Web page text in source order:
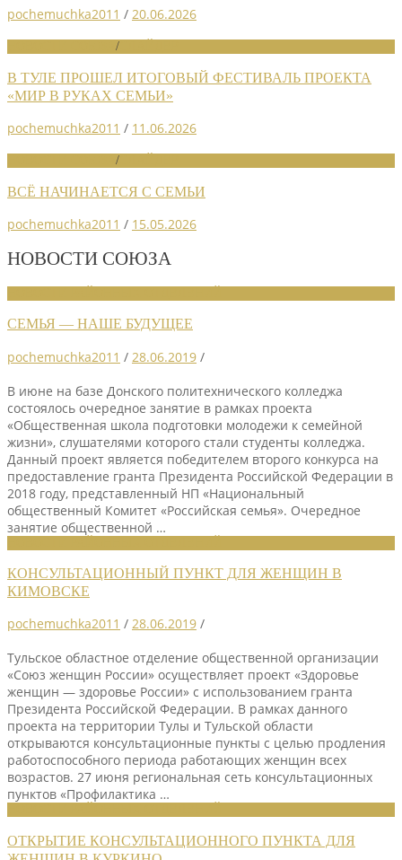
pochemuchka2011 / 20.06.2026
/
В ТУЛЕ ПРОШЕЛ ИТОГОВЫЙ ФЕСТИВАЛЬ ПРОЕКТА
«МИР В РУКАХ СЕМЬИ»
pochemuchka2011 / 11.06.2026
/
ВСЁ НАЧИНАЕТСЯ С СЕМЬИ
pochemuchka2011 / 15.05.2026
НОВОСТИ СОЮЗА
СЕМЬЯ — НАШЕ БУДУЩЕЕ
pochemuchka2011 / 28.06.2019 /
В июне на базе Донского политехнического колледжа
состоялось очередное занятие в рамках проекта
«Общественная школа подготовки молодежи к семейной
жизни», слушателями которого стали студенты колледжа.
Данный проект является победителем второго конкурса на
предоставление гранта Президента Российской Федерации в
2018 году, представленный НП «Национальный
общественный Комитет «Российская семья». Очередное
занятие общественной …
КОНСУЛЬТАЦИОННЫЙ ПУНКТ ДЛЯ ЖЕНЩИН В
КИМОВСКЕ
pochemuchka2011 / 28.06.2019 /
Тульское областное отделение общественной организации
«Союз женщин России» осуществляет проект «Здоровье
женщин — здоровье России» с использованием гранта
Президента Российской Федерации. В рамках данного
проекта на территории Тулы и Тульской области
открываются консультационные пункты с целью продления
работоспособного периода работающих женщин всех
возрастов. 27 июня региональная сеть консультационных
пунктов «Профилактика …
ОТКРЫТИЕ КОНСУЛЬТАЦИОННОГО ПУНКТА ДЛЯ